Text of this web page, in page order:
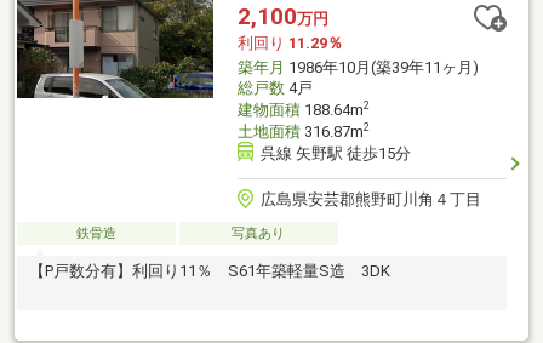
2,100万円
利回り 11.29％
築年月 1986年10月(築39年11ヶ月)
総戸数4戸
建物面積188.64m2
土地面積316.87m2
呉線 矢野駅 徒歩15分
広島県安芸郡熊野町川角４丁目
鉄骨造 写真あり
【P戸数分有】利回り11％ S61年築軽量S造 3DK